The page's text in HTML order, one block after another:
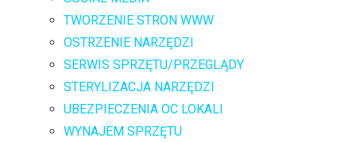
TWORZENIE STRON WWW
OSTRZENIE NARZĘDZI
SERWIS SPRZĘTU/PRZEGLĄDY
STERYLIZACJA NARZĘDZI
UBEZPIECZENIA OC LOKALI
WYNAJEM SPRZĘTU